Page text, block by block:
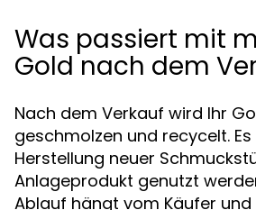
Was passiert mit
Gold nach dem
Nach dem Verkauf wird Ihr
geschmolzen und recycelt.
Herstellung neuer
Anlageprodukt genutzt
Ablauf hängt vom Käufer